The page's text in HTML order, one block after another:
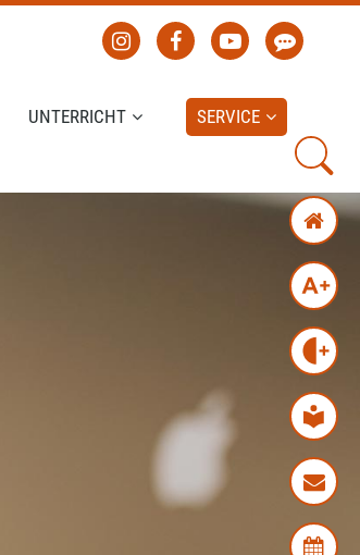
UNTERRICHT SERVICE